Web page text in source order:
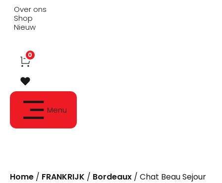
Over ons
Shop
Nieuw
0
Menu
Home / FRANKRIJK / Bordeaux / Chat Beau Sejour